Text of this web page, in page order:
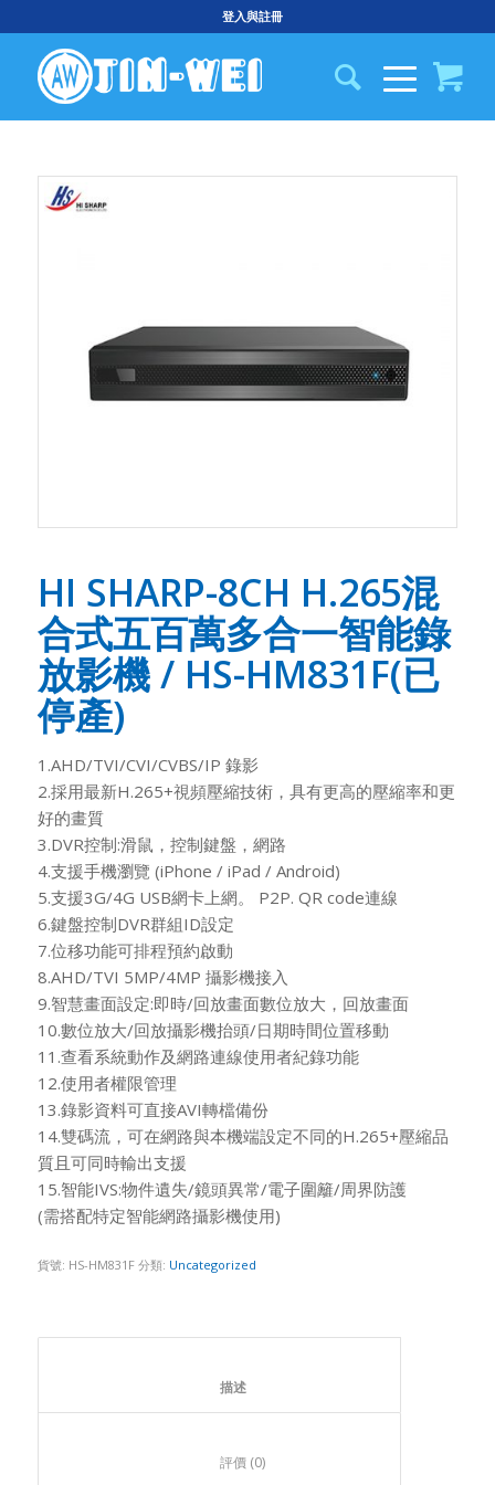
登入與註冊
HI SHARP-8CH H.265混
合式五百萬多合一智能錄
放影機 / HS-HM831F(已
停產)
1.AHD/TVI/CVI/CVBS/IP 錄影
2.採用最新H.265+視頻壓縮技術，具有更高的壓縮率和更
好的畫質
3.DVR控制:滑鼠，控制鍵盤，網路
4.支援手機瀏覽 (iPhone / iPad / Android)
5.支援3G/4G USB網卡上網。 P2P. QR code連線
6.鍵盤控制DVR群組ID設定
7.位移功能可排程預約啟動
8.AHD/TVI 5MP/4MP 攝影機接入
9.智慧畫面設定:即時/回放畫面數位放大，回放畫面
10.數位放大/回放攝影機抬頭/日期時間位置移動
11.查看系統動作及網路連線使用者紀錄功能
12.使用者權限管理
13.錄影資料可直接AVI轉檔備份
14.雙碼流，可在網路與本機端設定不同的H.265+壓縮品
質且可同時輸出支援
15.智能IVS:物件遺失/鏡頭異常/電子圍籬/周界防護
(需搭配特定智能網路攝影機使用)
貨號: HS-HM831F 分類: Uncategorized
						描述
						評價 (0)